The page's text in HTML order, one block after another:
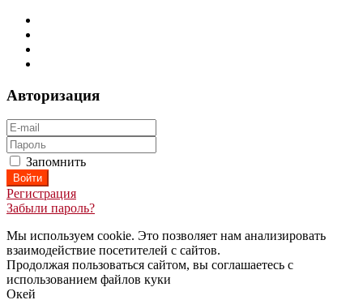
Авторизация
Запомнить
Регистрация
Забыли пароль?
Мы используем cookie. Это позволяет нам анализировать
взаимодействие посетителей с сайтов.
Продолжая пользоваться сайтом, вы соглашаетесь с
использованием файлов куки
Окей